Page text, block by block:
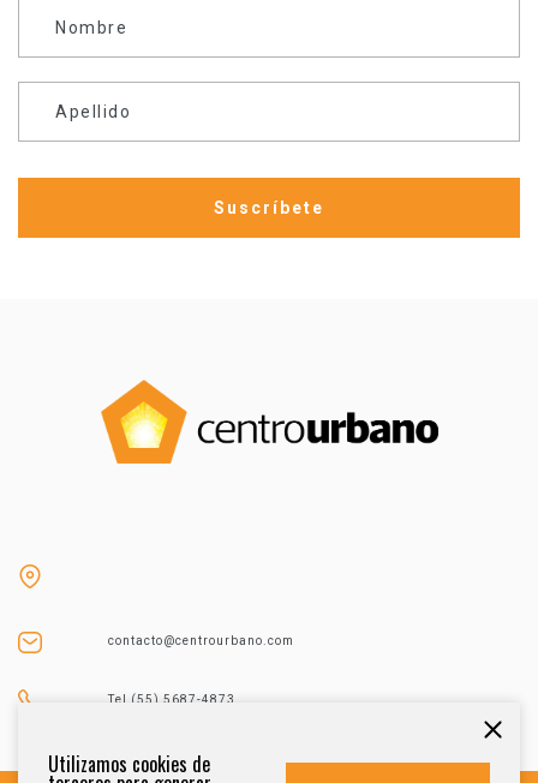
Nombre
Apellido
contacto@centrourbano.com
Tel (55) 5687-4873
Utilizamos cookies de